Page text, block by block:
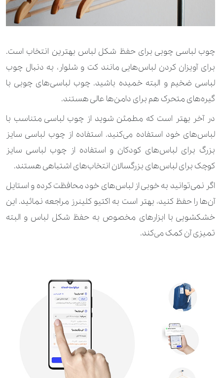
چوب لباسی چوبی برای حفظ شکل لباس بهترین انتخاب است.
برای آویزان کردن ‌لباس‌هایی مانند کت و شلوار، به دنبال چوب
لباسی ضخیم و البته خمیده باشید. چوب لباسی‌های چوبی با
گیره‌های متحرک هم برای دامن‌ها عالی هستند.
در آخر بهتر است که مطمئن شوید از چوب لباسی متناسب با
لباس‌های خود استفاده می‌کنید. استفاده از چوب لباسی سایز
بزرگ برای لباس‌های کودکان و استفاده از چوب‌ لباسی سایز
کوچک برای لباس‌های بزرگسالان انتخاب‌های اشتباهی هستند.
اگر نمی‌توانید به خوبی از لباس‌های خود محافظت کرده و استایل
آن‌ها را حفظ کنید، بهتر است به اکتیو کلینرز مراجعه نمائید. این
خشکشویی با ابزارهای مخصوص به حفظ شکل لباس و البته
تمیزی آن کمک می‌کند.